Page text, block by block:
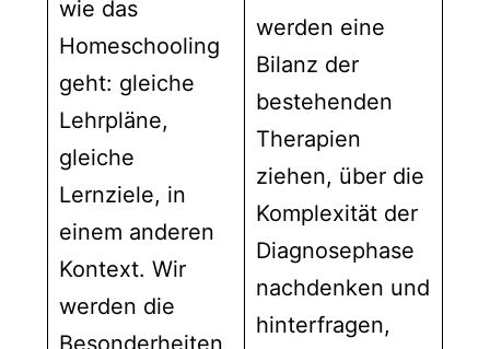
wie das
Homeschooling
geht: gleiche
Lehrpläne,
gleiche
Lernziele, in
einem anderen
Kontext. Wir
werden die
Besonderheiten
werden eine
Bilanz der
bestehenden
Therapien
ziehen, über die
Komplexität der
Diagnosephase
nachdenken und
hinterfragen,